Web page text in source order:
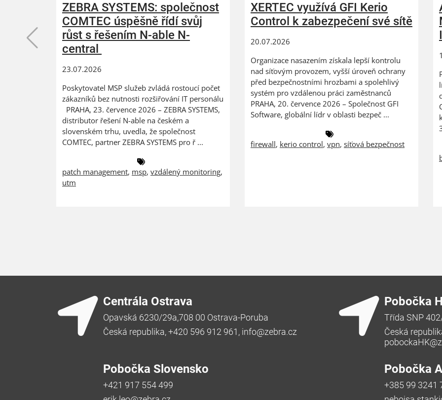
ZEBRA SYSTEMS: společnost
COMTEC úspěšně řídí svůj
růst s řešením N-able N-
central
23.07.2026
Poskytovatel MSP služeb zvládá rostoucí počet
zákazníků bez nutnosti rozšiřování IT personálu
PRAHA, 23. července 2026 – ZEBRA SYSTEMS,
distributor řešení N-able na českém a
slovenském trhu, uvedla, že společnost
COMTEC, partner ZEBRA SYSTEMS pro ř ...
patch management, msp, vzdálený monitoring,
utm
XERTEC využívá GFI Kerio
Control k zabezpečení své sítě
20.07.2026
Organizace nasazením získala lepší kontrolu
nad síťovým provozem, vyšší úroveň ochrany
před bezpečnostními hrozbami a spolehlivý
systém pro vzdálenou práci zaměstnanců
PRAHA, 20. července 2026 – Společnost GFI
Software, globální lídr v oblasti bezpeč ...
firewall, kerio control, vpn, síťová bezpečnost
Centrála Ostrava
Opavská 6230/29a,708 00 Ostrava-Poruba
Česká republika, +420 596 912 961, info@zebra.cz
Pobočka
Třída SNP
Česká
Pobočka Slovensko
+421 917 554 499
Pobočka
+385 99 3241